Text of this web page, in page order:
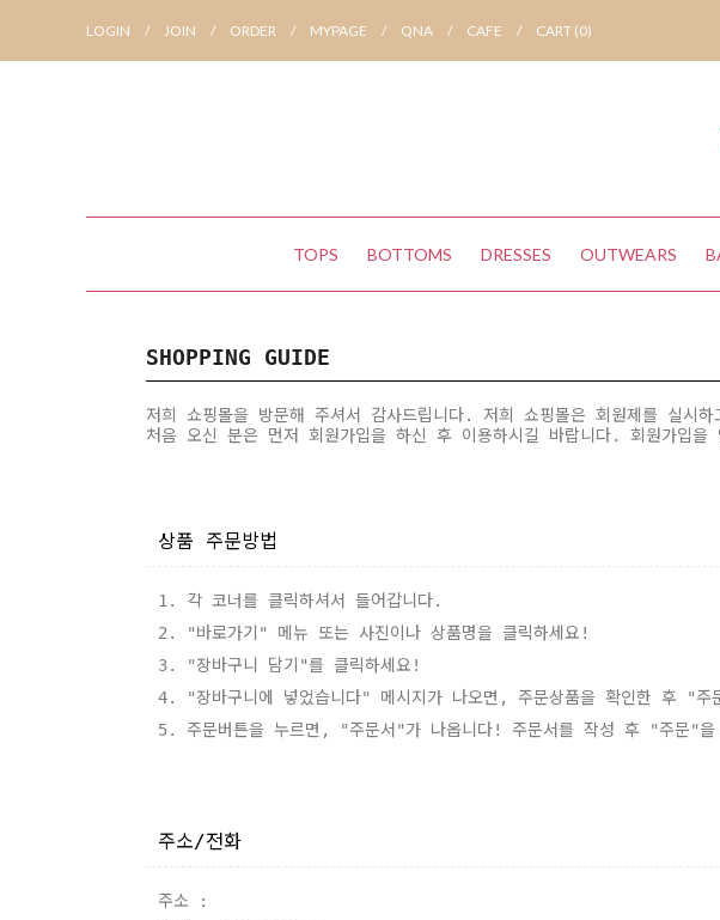
LOGIN / JOIN / ORDER / MYPAGE / QNA / CAFE / CART (0)
TOPS BOTTOMS DRESSES OUTWEARS
SHOPPING GUIDE
저희 쇼핑몰을 방문해 주셔서 감사드립니다. 저희 쇼핑몰은 회원제를 실시하
처음 오신 분은 먼저 회원가입을 하신 후 이용하시길 바랍니다. 회원가입을
상품 주문방법
1. 각 코너를 클릭하셔서 들어갑니다.
2. "바로가기" 메뉴 또는 사진이나 상품명을 클릭하세요!
3. "장바구니 담기"를 클릭하세요!
4. "장바구니에 넣었습니다" 메시지가 나오면, 주문상품을 확인한 후 "주
5. 주문버튼을 누르면, "주문서"가 나옵니다! 주문서를 작성 후 "주문"을
주소/전화
주소 :